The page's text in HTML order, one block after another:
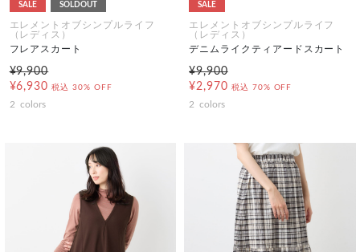
SALE SOLDOUT
エレメントオブシンプルライフ
（レディス）
フレアスカート
¥9,900
¥6,930 税込 30% OFF
2 colors
SALE
エレメントオブシンプルライフ
（レディス）
デニムライクティアードスカート
¥9,900
¥2,970 税込 70% OFF
2 colors